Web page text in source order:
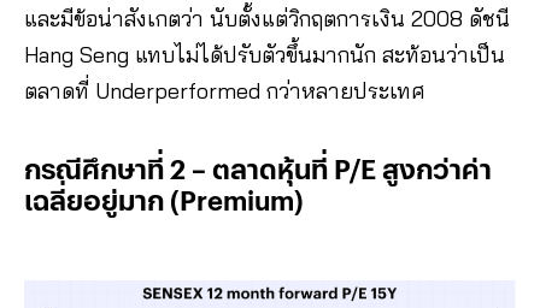
และมีข้อน่าสังเกตว่า นับตั้งแต่วิกฤตการเงิน 2008 ดัชนี
Hang Seng แทบไม่ได้ปรับตัวขึ้นมากนัก สะท้อนว่าเป็น
ตลาดที่ Underperformed กว่าหลายประเทศ
กรณีศึกษาที่ 2 – ตลาดหุ้นที่ P/E สูงกว่าค่า
เฉลี่ยอยู่มาก (Premium)